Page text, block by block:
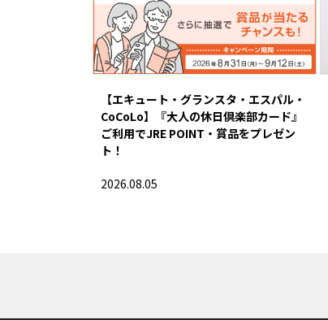
【エキュート・グランスタ・エスパル・
CoCoLo】『大人の休日倶楽部カード』
ご利用でJRE POINT・賞品をプレゼン
ト！
2026.08.05